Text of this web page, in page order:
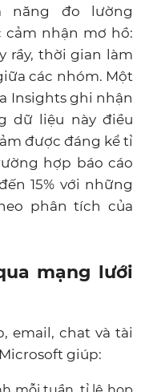
năng đo lường
nhận mơ hồ:
rầy, thời gian làm
các nhóm. Một
Insights ghi nhận
dữ liệu này điều
được đáng kể tỉ
hợp báo cáo
15% với những
phân tích của
mạng lưới
email, chat và tài
giúp: